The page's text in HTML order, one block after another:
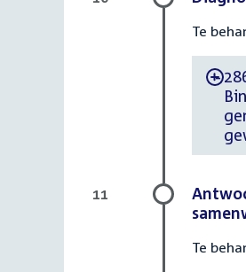
Te
-
Te
11